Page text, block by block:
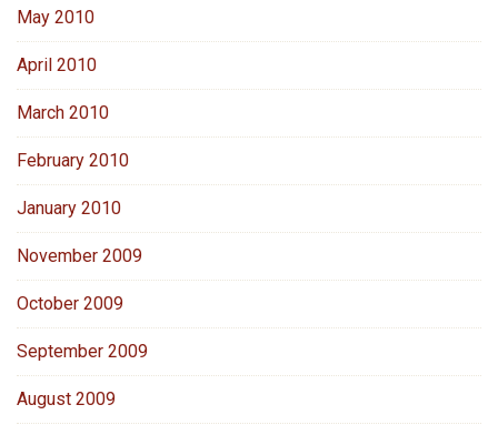
May 2010
April 2010
March 2010
February 2010
January 2010
November 2009
October 2009
September 2009
August 2009